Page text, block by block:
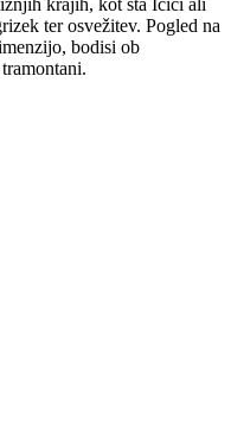
ter osvežitev. Pogled na
bodisi ob